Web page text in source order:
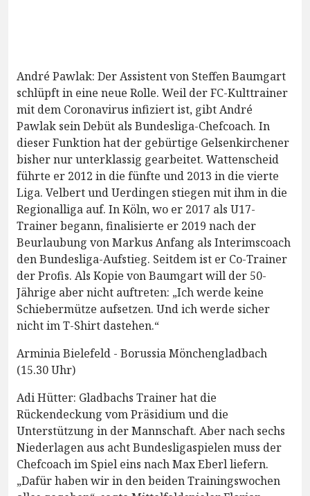
André Pawlak: Der Assistent von Steffen Baumgart
schlüpft in eine neue Rolle. Weil der FC-Kulttrainer
mit dem Coronavirus infiziert ist, gibt André
Pawlak sein Debüt als Bundesliga-Chefcoach. In
dieser Funktion hat der gebürtige Gelsenkirchener
bisher nur unterklassig gearbeitet. Wattenscheid
führte er 2012 in die fünfte und 2013 in die vierte
Liga. Velbert und Uerdingen stiegen mit ihm in die
Regionalliga auf. In Köln, wo er 2017 als U17-
Trainer begann, finalisierte er 2019 nach der
Beurlaubung von Markus Anfang als Interimscoach
den Bundesliga-Aufstieg. Seitdem ist er Co-Trainer
der Profis. Als Kopie von Baumgart will der 50-
Jährige aber nicht auftreten: „Ich werde keine
Schiebermütze aufsetzen. Und ich werde sicher
nicht im T-Shirt dastehen.“
Arminia Bielefeld - Borussia Mönchengladbach
(15.30 Uhr)
Adi Hütter: Gladbachs Trainer hat die
Rückendeckung vom Präsidium und die
Unterstützung in der Mannschaft. Aber nach sechs
Niederlagen aus acht Bundesligaspielen muss der
Chefcoach im Spiel eins nach Max Eberl liefern.
„Dafür haben wir in den beiden Trainingswochen